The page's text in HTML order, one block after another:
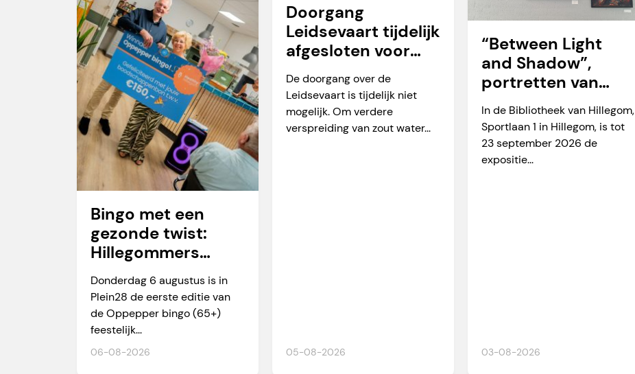
06-08-2026
Bingo met een
gezonde twist:
Hillegommers
winnen meer dan
alleen een prijs
Donderdag 6 augustus is in
Plein28 de eerste editie van
de Oppepper bingo (65+)
feestelijk...
05-08-2026
Doorgang
Leidsevaart tijdelijk
afgesloten voor
vaarverkeer
De doorgang over de
Leidsevaart is tijdelijk niet
mogelijk. Om verdere
verspreiding van zout water...
03-08-2026
“Between Light
and Shadow”,
portretten van
Martien Okkerse
In de Bibliotheek van Hillegom,
Sportlaan 1 in Hillegom, is tot
23 september 2026 de
expositie...